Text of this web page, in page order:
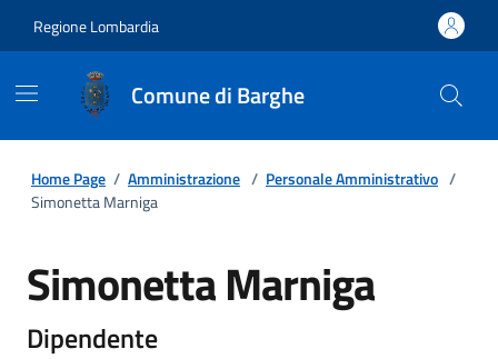
Regione Lombardia
Comune di Barghe
Home Page / Amministrazione / Personale Amministrativo /
Simonetta Marniga
Simonetta Marniga
Dipendente